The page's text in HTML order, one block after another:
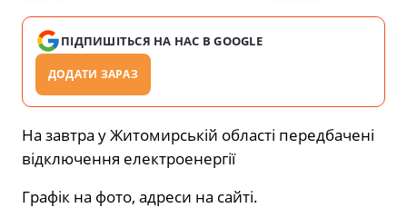
ПІДПИШІТЬСЯ НА НАС В GOOGLE
ДОДАТИ ЗАРАЗ
На завтра у Житомирській області передбачені
відключення електроенергії
Графік на фото, адреси на сайті.